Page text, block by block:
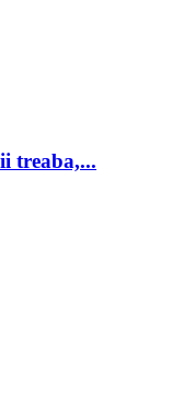
treaba,...